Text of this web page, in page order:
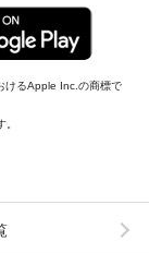
けるApple Inc.の商標で